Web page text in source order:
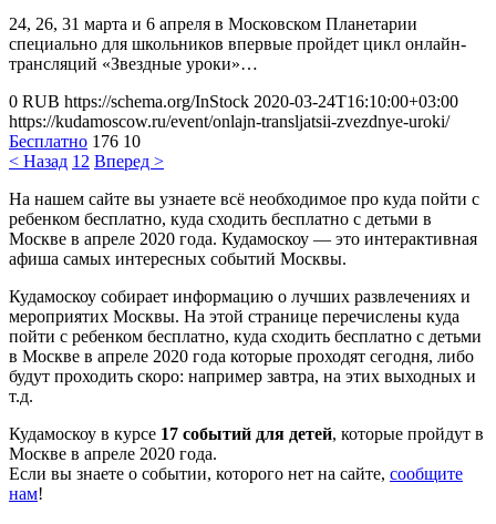
24, 26, 31 марта и 6 апреля в Московском Планетарии
специально для школьников впервые пройдет цикл онлайн-
трансляций «Звездные уроки»…
0 RUB https://schema.org/InStock 2020-03-24T16:10:00+03:00
https://kudamoscow.ru/event/onlajn-transljatsii-zvezdnye-uroki/
Бесплатно 176 10
< Назад 1 2 Вперед >
На нашем сайте вы узнаете всё необходимое про куда пойти с
ребенком бесплатно, куда сходить бесплатно с детьми в
Москве в апреле 2020 года. Кудамоскоу — это интерактивная
афиша самых интересных событий Москвы.
Кудамоскоу собирает информацию о лучших развлечениях и
мероприятих Москвы. На этой странице перечислены куда
пойти с ребенком бесплатно, куда сходить бесплатно с детьми
в Москве в апреле 2020 года которые проходят сегодня, либо
будут проходить скоро: например завтра, на этих выходных и
т.д.
Кудамоскоу в курсе 17 событий для детей, которые пройдут в
Москве в апреле 2020 года.
Если вы знаете о событии, которого нет на сайте, сообщите
нам!